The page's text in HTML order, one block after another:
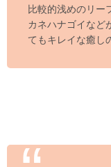
比較的浅めのリー
カネハナゴイなど
てもキレイな癒し